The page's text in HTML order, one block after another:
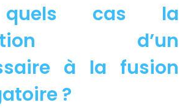
quels cas la
d’un
à la fusion
?